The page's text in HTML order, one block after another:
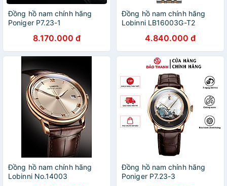
Đồng hồ nam chính hãng
Poniger P7.23-1
8.170.000 đ
Đồng hồ nam chính hãng
Lobinni LB16003G-T2
4.840.000 đ
Đồng hồ nam chính hãng
Lobinni No.14003
Đồng hồ nam chính hãng
Poniger P7.23-3